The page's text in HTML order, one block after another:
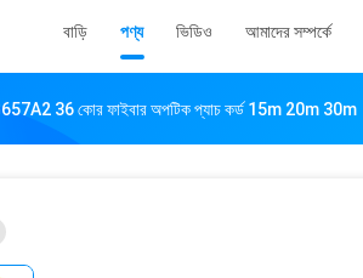
বাড়ি পণ্য ভিডিও আমাদের সম্পর্কে
36 কোর ফাইবার অপটিক প্যাচ কর্ড 15m 20m 30m